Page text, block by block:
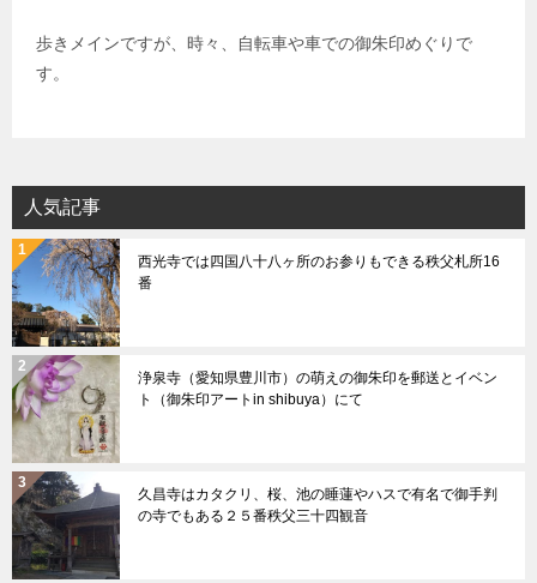
歩きメインですが、時々、自転車や車での御朱印めぐりで
す。
人気記事
西光寺では四国八十八ヶ所のお参りもできる秩父札所16
番
浄泉寺（愛知県豊川市）の萌えの御朱印を郵送とイベン
ト（御朱印アートin shibuya）にて
久昌寺はカタクリ、桜、池の睡蓮やハスで有名で御手判
の寺でもある２５番秩父三十四観音